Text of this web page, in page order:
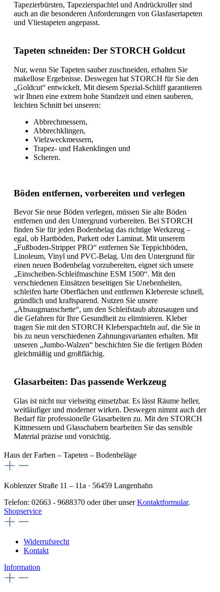
Tapezierbürsten, Tapezierspachtel und Andrückroller sind
auch an die besonderen Anforderungen von Glasfasertapeten
und Vliestapeten angepasst.
Tapeten schneiden: Der STORCH Goldcut
Nur, wenn Sie Tapeten sauber zuschneiden, erhalten Sie
makellose Ergebnisse. Deswegen hat STORCH für Sie den
„Goldcut“ entwickelt. Mit diesem Spezial-Schliff garantieren
wir Ihnen eine extrem hohe Standzeit und einen sauberen,
leichten Schnitt bei unseren:
Abbrechmessern,
Abbrechklingen,
Vielzweckmessern,
Trapez- und Hakenklingen und
Scheren.
Böden entfernen, vorbereiten und verlegen
Bevor Sie neue Böden verlegen, müssen Sie alte Böden
entfernen und den Untergrund vorbereiten. Bei STORCH
finden Sie für jeden Bodenbelag das richtige Werkzeug –
egal, ob Hartböden, Parkett oder Laminat. Mit unserem
„Fußboden-Stripper PRO“ entfernen Sie Teppichböden,
Linoleum, Vinyl und PVC-Belag. Um den Untergrund für
einen neuen Bodenbelag vorzubereiten, eignet sich unsere
„Einscheiben-Schleifmaschine ESM 1500“. Mit den
verschiedenen Einsätzen beseitigen Sie Unebenheiten,
schleifen harte Oberflächen und entfernen Klebereste schnell,
gründlich und kraftsparend. Nutzen Sie unsere
„Absaugmanschette“, um den Schleifstaub abzusaugen und
die Gefahren für Ihre Gesundheit zu eliminieren. Kleber
tragen Sie mit den STORCH Kleberspachteln auf, die Sie in
bis zu neun verschiedenen Zahnungsvarianten erhalten. Mit
unseren „Jumbo-Walzen“ beschichten Sie die fertigen Böden
gleichmäßig und großflächig.
Glasarbeiten: Das passende Werkzeug
Glas ist nicht nur vielseitig einsetzbar. Es lässt Räume heller,
weitläufiger und moderner wirken. Deswegen nimmt auch der
Bedarf für professionelle Glasarbeiten zu. Mit den STORCH
Kittmessern und Glasschabern bearbeiten Sie das sensible
Material präzise und vorsichtig.
Haus der Farben – Tapeten – Bodenbeläge
Koblenzer Straße 11 – 11a · 56459 Langenhahn
Telefon: 02663 - 9688370 oder über unserKontaktformular.
Shopservice
Widerrufsrecht
Kontakt
Information